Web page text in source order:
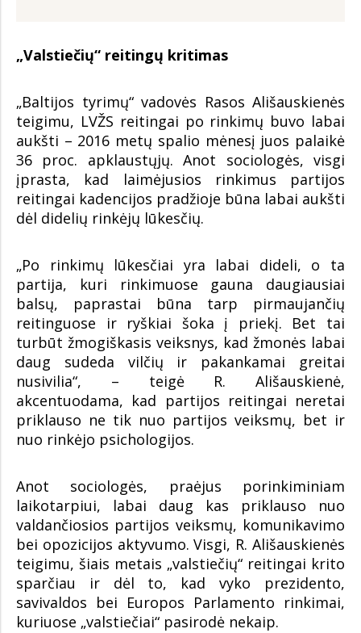
„Valstiečių“ reitingų kritimas
„Baltijos tyrimų“ vadovės Rasos Ališauskienės
teigimu, LVŽS reitingai po rinkimų buvo labai
aukšti – 2016 metų spalio mėnesį juos palaikė
36 proc. apklaustųjų. Anot sociologės, visgi
įprasta, kad laimėjusios rinkimus partijos
reitingai kadencijos pradžioje būna labai aukšti
dėl didelių rinkėjų lūkesčių.
„Po rinkimų lūkesčiai yra labai dideli, o ta
partija, kuri rinkimuose gauna daugiausiai
balsų, paprastai būna tarp pirmaujančių
reitinguose ir ryškiai šoka į priekį. Bet tai
turbūt žmogiškasis veiksnys, kad žmonės labai
daug sudeda vilčių ir pakankamai greitai
nusivilia“, – teigė R. Ališauskienė,
akcentuodama, kad partijos reitingai neretai
priklauso ne tik nuo partijos veiksmų, bet ir
nuo rinkėjo psichologijos.
Anot sociologės, praėjus porinkiminiam
laikotarpiui, labai daug kas priklauso nuo
valdančiosios partijos veiksmų, komunikavimo
bei opozicijos aktyvumo. Visgi, R. Ališauskienės
teigimu, šiais metais „valstiečių“ reitingai krito
sparčiau ir dėl to, kad vyko prezidento,
savivaldos bei Europos Parlamento rinkimai,
kuriuose „valstiečiai“ pasirodė nekaip.